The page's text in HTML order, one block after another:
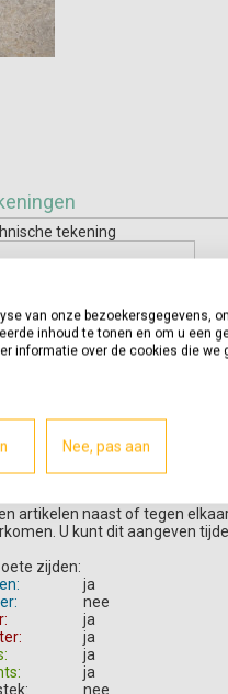
tekening
zijn bruikbaar voor allerlei
(marmer) is niet
artikelen naast of tegen
U kunt dit aangeven
zijden:
ja
nee
ja
ja
ja
ja
nee
van onze bezoekersgegevens,
inhoud te tonen en om u een
informatie over de cookies die we
Nee, pas aan